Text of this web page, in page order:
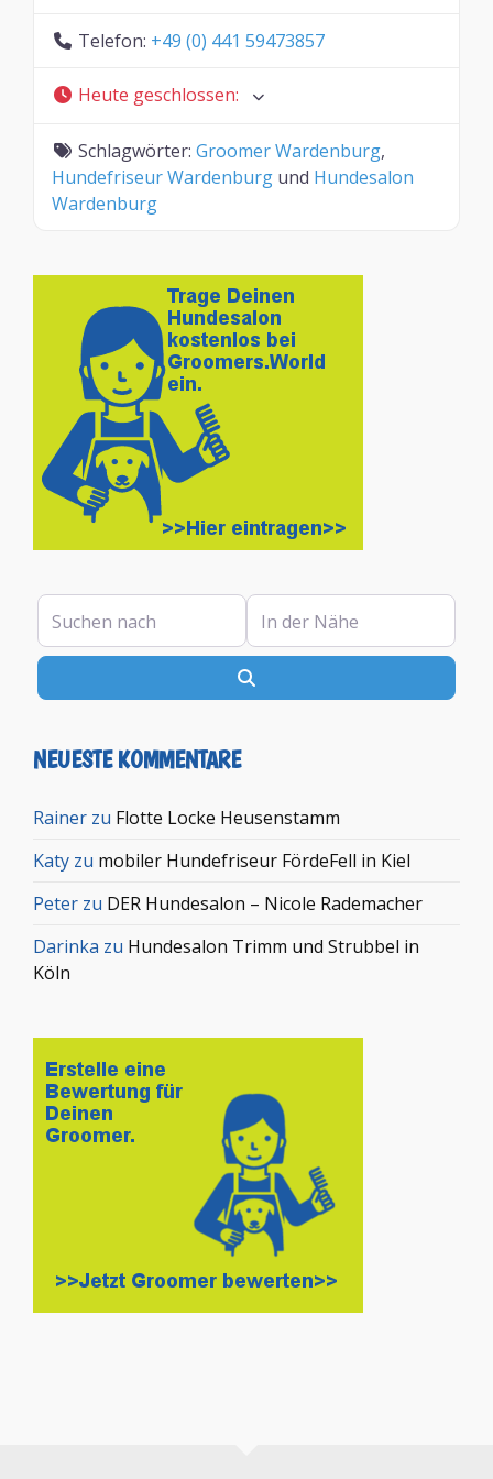
Telefon: +49 (0) 441 59473857
Heute geschlossen:
Schlagwörter: Groomer Wardenburg,
Hundefriseur Wardenburg und Hundesalon
Wardenburg
Suchen nach In der Nähe
NEUESTE KOMMENTARE
Rainer zu Flotte Locke Heusenstamm
Katy zu mobiler Hundefriseur FördeFell in Kiel
Peter zu DER Hundesalon – Nicole Rademacher
Darinka zu Hundesalon Trimm und Strubbel in
Köln